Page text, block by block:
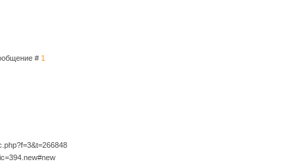
# 1